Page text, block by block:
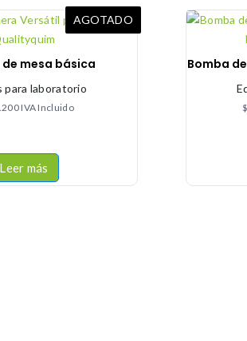
AGOTADO
mesa básica
para laboratorio
IVA Incluido
Leer más
Bomba
$